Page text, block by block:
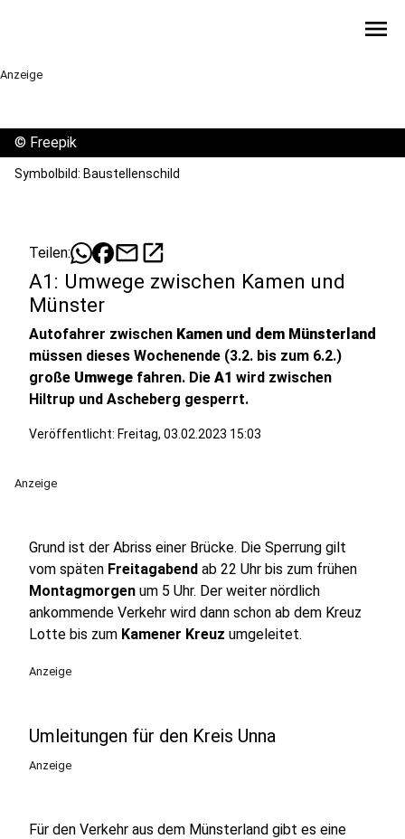
menu
Anzeige
© Freepik
Symbolbild: Baustellenschild
Teilen: mailopen_in_new
A1: Umwege zwischen Kamen und
Münster
Autofahrer zwischen Kamen und dem Münsterland
müssen dieses Wochenende (3.2. bis zum 6.2.)
große Umwege fahren. Die A1 wird zwischen
Hiltrup und Ascheberg gesperrt.
Veröffentlicht: Freitag, 03.02.2023 15:03
Anzeige
Grund ist der Abriss einer Brücke. Die Sperrung gilt
vom späten Freitagabend ab 22 Uhr bis zum frühen
Montagmorgen um 5 Uhr. Der weiter nördlich
ankommende Verkehr wird dann schon ab dem Kreuz
Lotte bis zum Kamener Kreuz umgeleitet.
Anzeige
Umleitungen für den Kreis Unna
Anzeige
Für den Verkehr aus dem Münsterland gibt es eine